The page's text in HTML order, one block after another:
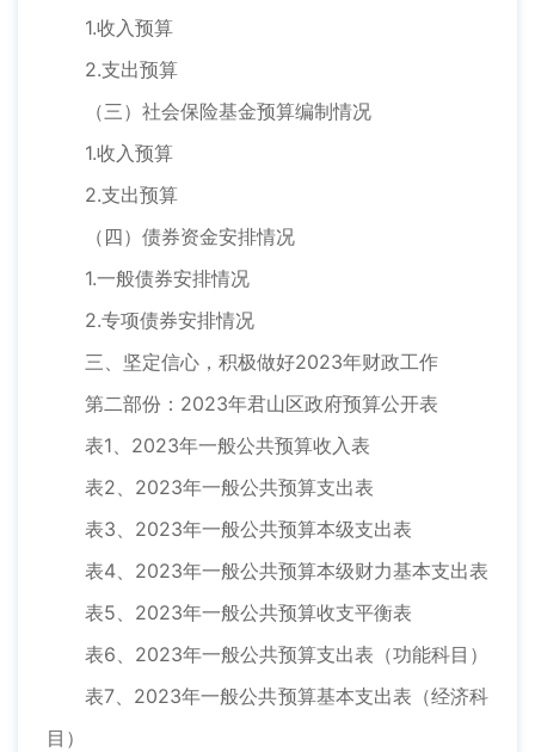
1.收入预算
2.支出预算
（三）社会保险基金预算编制情况
1.收入预算
2.支出预算
（四）债券资金安排情况
1.一般债券安排情况
2.专项债券安排情况
三、坚定信心，积极做好2023年财政工作
第二部份：2023年君山区政府预算公开表
表1、2023年一般公共预算收入表
表2、2023年一般公共预算支出表
表3、2023年一般公共预算本级支出表
表4、2023年一般公共预算本级财力基本支出表
表5、2023年一般公共预算收支平衡表
表6、2023年一般公共预算支出表（功能科目）
表7、2023年一般公共预算基本支出表（经济科
目）